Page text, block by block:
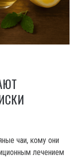
чаи, кому они
лечением